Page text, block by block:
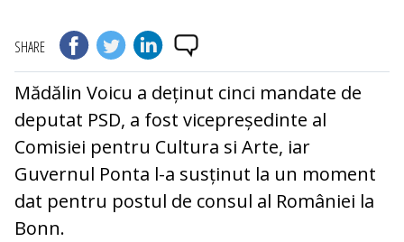
SHARE
Mădălin Voicu a deținut cinci mandate de
deputat PSD, a fost vicepreședinte al
Comisiei pentru Cultura si Arte, iar
Guvernul Ponta l-a susținut la un moment
dat pentru postul de consul al României la
Bonn.